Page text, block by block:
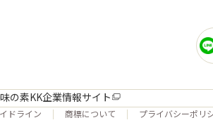
味の素KK企業情報サイト
ドライン 商標について プライバシーポリ